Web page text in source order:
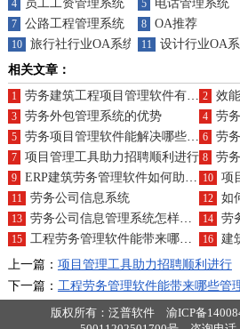
4 员工工资管理系统 5 电话管理系统
7 公路工程管理系统 8 OA推荐
10 旅行社行业OA系统（ERP）
11 设计行业OA
相关文章：
1 劳务建筑工程项目管理软件有哪些必备功能？ 2 效能之选
3 劳务外包管理系统的优势 4 劳务
5 劳务项目管理软件能解决哪些项目难题？ 6 劳务
7 项目管理工具助力招聘顺利进行 8 劳务
9 ERP建筑劳务管理软件如何助力企业高效管理？ 10 项目
11 劳务公司信息系统 12 如何
13 劳务公司信息管理系统怎样提升业务效率？ 14 劳
15 工程劳务管理软件能带来哪些管理变革？ 16
建
上一篇： 项目管理工具助力招聘顺利进行
下一篇： 工程劳务管理软件能带来哪些管
版权所有：泛普软件
渝ICP备